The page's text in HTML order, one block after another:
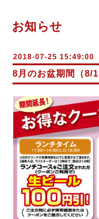
お知らせ
2018-07-25 15:49:00
8月のお盆期間（8/